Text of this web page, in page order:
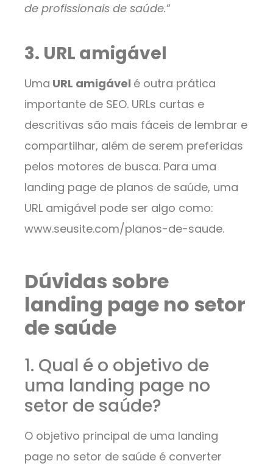
de profissionais de saúde.“
3. URL amigável
Uma URL amigável é outra prática
importante de SEO. URLs curtas e
descritivas são mais fáceis de lembrar e
compartilhar, além de serem preferidas
pelos motores de busca. Para uma
landing page de planos de saúde, uma
URL amigável pode ser algo como:
www.seusite.com/planos-de-saude.
Dúvidas sobre
landing page no setor
de saúde
1. Qual é o objetivo de
uma landing page no
setor de saúde?
O objetivo principal de uma landing
page no setor de saúde é converter